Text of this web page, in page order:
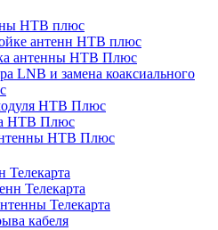
НТВ плюс
антенн НТВ плюс
антенны НТВ Плюс
LNB и замена коаксиального
НТВ Плюс
НТВ Плюс
НТВ Плюс
Телекарта
Телекарта
Телекарта
кабеля